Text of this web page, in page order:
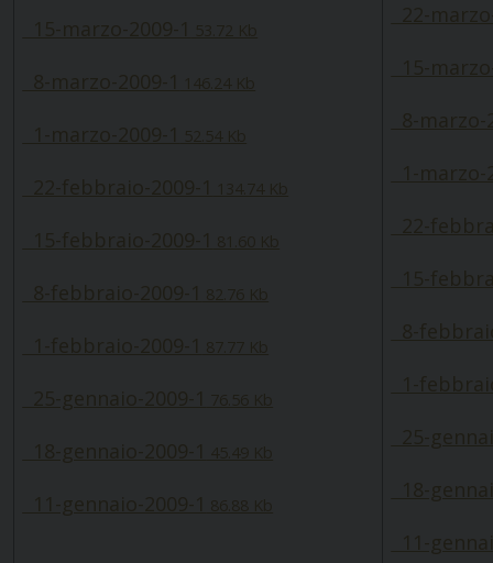
15-marzo-2009-1 53.72 Kb
8-marzo-2009-1 146.24 Kb
1-marzo-2009-1 52.54 Kb
22-febbraio-2009-1 134.74 Kb
15-febbraio-2009-1 81.60 Kb
8-febbraio-2009-1 82.76 Kb
1-febbraio-2009-1 87.77 Kb
25-gennaio-2009-1 76.56 Kb
18-gennaio-2009-1 45.49 Kb
11-gennaio-2009-1 86.88 Kb
22-
15-
8-marzo-
1-marzo-
22-
15-
8-
1-
25-
18-
11-